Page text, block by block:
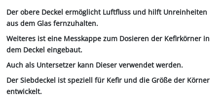
Der obere Deckel ermöglicht Luftfluss und hilft Unreinheiten
aus dem Glas fernzuhalten.
Weiteres ist eine Messkappe zum Dosieren der Kefirkörner in
dem Deckel eingebaut.
Auch als Untersetzer kann Dieser verwendet werden.
Der Siebdeckel ist speziell für Kefir und die Größe der Körner
entwickelt.